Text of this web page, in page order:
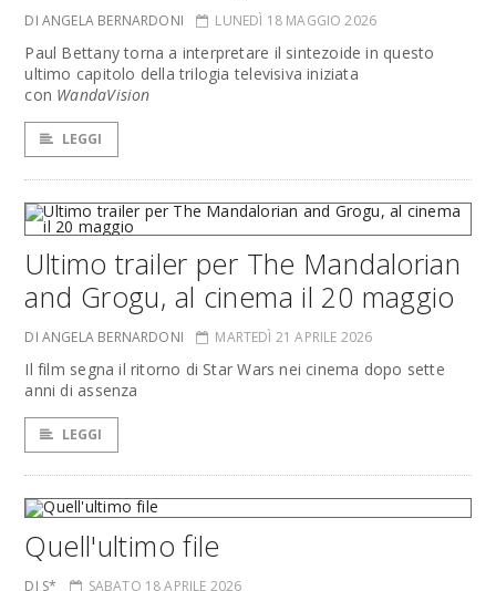
DI ANGELA BERNARDONI LUNEDÌ 18 MAGGIO 2026
Paul Bettany torna a interpretare il sintezoide in questo
ultimo capitolo della trilogia televisiva iniziata
con WandaVision
LEGGI
Ultimo trailer per The Mandalorian
and Grogu, al cinema il 20 maggio
DI ANGELA BERNARDONI MARTEDÌ 21 APRILE 2026
Il film segna il ritorno di Star Wars nei cinema dopo sette
anni di assenza
LEGGI
Quell'ultimo file
DI S* SABATO 18 APRILE 2026